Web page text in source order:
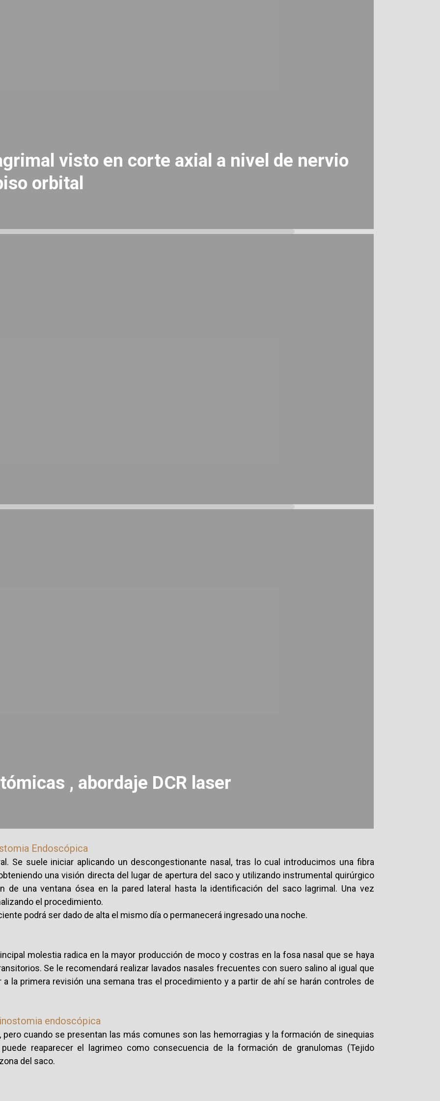
visto en corte axial a nivel de nervio
orbital
, abordaje DCR laser
Endoscópica
Se suele iniciar aplicando un descongestionante nasal, tras lo cual introducimos una fibra
una visión directa del lugar de apertura del saco y utilizando instrumental quirúrgico
de una ventana ósea en la pared lateral hasta la identificación del saco lagrimal. Una vez
el procedimiento.
podrá ser dado de alta el mismo día o permanecerá ingresado una noche.
molestia radica en la mayor producción de moco y costras en la fosa nasal que se haya
Se le recomendará realizar lavados nasales frecuentes con suero salino al igual que
a la primera revisión una semana tras el procedimiento y a partir de ahí se harán controles de
endoscópica
cuando se presentan las más comunes son las hemorragias y la formación de sinequias
reaparecer el lagrimeo como consecuencia de la formación de granulomas (Tejido
del saco.